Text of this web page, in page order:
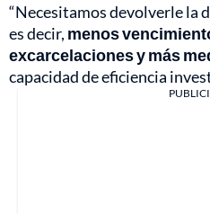
“Necesitamos devolverle la
es decir, menos
excarcelaciones y más
capacidad de eficiencia